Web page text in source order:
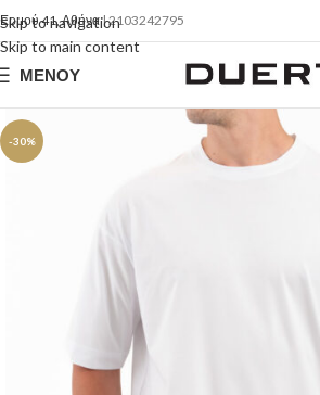
Skip to navigation
Skip to main content
Ερμού 41, Αθήνα| 2103242795
ΜΕΝΟΎ
-30%